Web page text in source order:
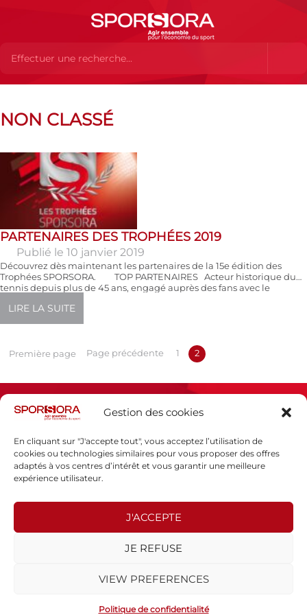
Gestion des cookies
En cliquant sur "J'accepte tout", vous acceptez l’utilisation de
cookies ou technologies similaires pour vous proposer des offres
adaptés à vos centres d’intérêt et vous garantir une meilleure
expérience utilisateur.
J'ACCEPTE
JE REFUSE
VIEW PREFERENCES
Politique de confidentialité
NON CLASSÉ
PARTENAIRES DES TROPHÉES 2019
Publié le 10 janvier 2019
Découvrez dès maintenant les partenaires de la 15e édition des
Trophées SPORSORA. TOP PARTENAIRES Acteur historique du
tennis depuis plus de 45 ans, engagé auprès des fans avec le
niveaux de la pratique du tennis à travers le monde – […]
LIRE LA SUITE
Première page Page précédente 1 2
Espace presse
Politique de confidentialité
SPORSORA
75015 PARIS
WEB Stratégies- © 2026 Tous droits réservés.